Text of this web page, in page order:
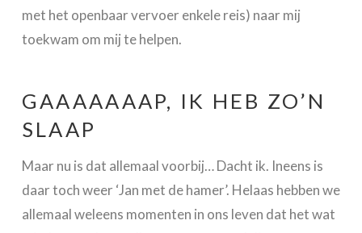
met het openbaar vervoer enkele reis) naar mij
toekwam om mij te helpen.
GAAAAAAAP, IK HEB ZO’N
SLAAP
Maar nu is dat allemaal voorbij… Dacht ik. Ineens is
daar toch weer ‘Jan met de hamer’. Helaas hebben we
allemaal weleens momenten in ons leven dat het wat